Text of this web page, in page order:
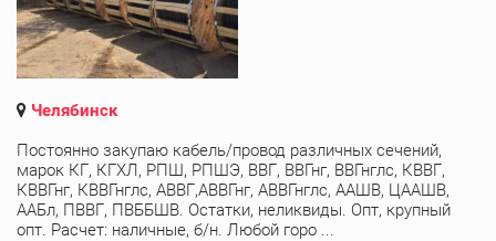
Челябинск
Постоянно закупаю кабель/провод различных сечений,
марок КГ, КГХЛ, РПШ, РПШЭ, ВВГ, ВВГнг, ВВГнглс, КВВГ,
КВВГнг, КВВГнглс, АВВГ,АВВГнг, АВВГнглс, ААШВ, ЦААШВ,
ААБл, ПВВГ, ПВББШВ. Остатки, неликвиды. Опт, крупный
опт. Расчет: наличные, б/н. Любой горо ...